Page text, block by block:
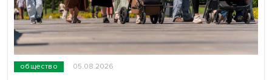
общество 05.08.2026